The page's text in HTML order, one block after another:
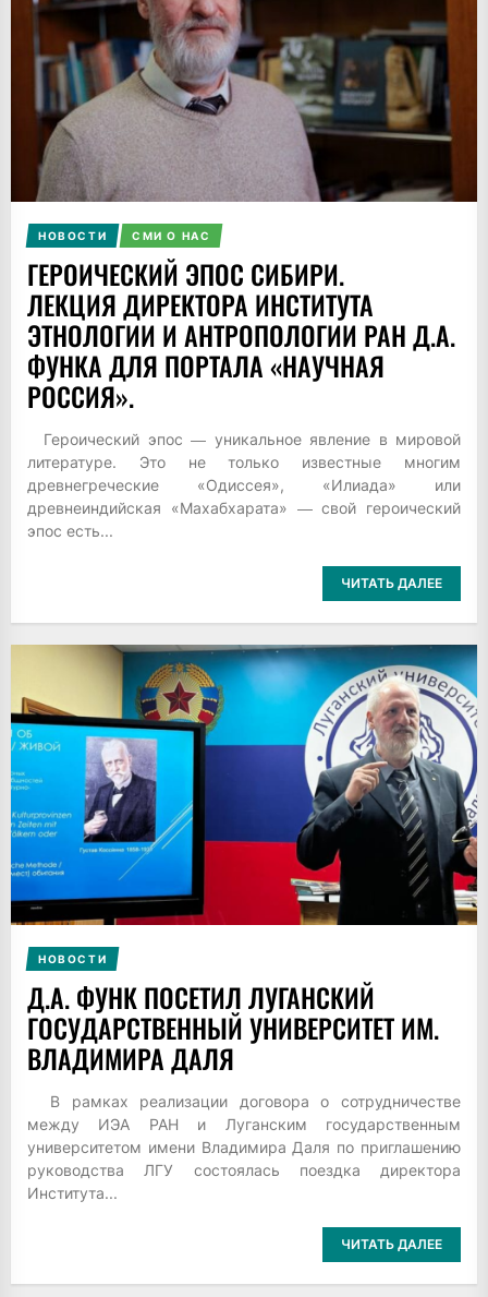
НОВОСТИ СМИ О НАС
ГЕРОИЧЕСКИЙ ЭПОС СИБИРИ.
ЛЕКЦИЯ ДИРЕКТОРА ИНСТИТУТА
ЭТНОЛОГИИ И АНТРОПОЛОГИИ РАН Д.А.
ФУНКА ДЛЯ ПОРТАЛА «НАУЧНАЯ
РОССИЯ».
Героический эпос ― уникальное явление в мировой
литературе. Это не только известные многим
древнегреческие «Одиссея», «Илиада» или
древнеиндийская «Махабхарата» ― свой героический
эпос есть...
ЧИТАТЬ ДАЛЕЕ
НОВОСТИ
Д.А. ФУНК ПОСЕТИЛ ЛУГАНСКИЙ
ГОСУДАРСТВЕННЫЙ УНИВЕРСИТЕТ ИМ.
ВЛАДИМИРА ДАЛЯ
В рамках реализации договора о сотрудничестве
между ИЭА РАН и Луганским государственным
университетом имени Владимира Даля по приглашению
руководства ЛГУ состоялась поездка директора
Института...
ЧИТАТЬ ДАЛЕЕ